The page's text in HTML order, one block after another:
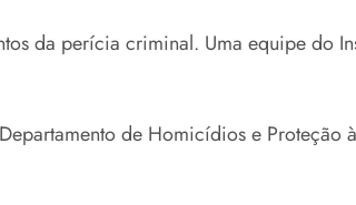
da perícia criminal. Uma equipe do
de Homicídios e Proteção